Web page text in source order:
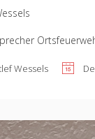
Wessels